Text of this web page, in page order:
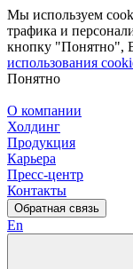
Мы используем
трафика и
кнопку "Понятно",
использования
Понятно
О компании
Холдинг
Продукция
Карьера
Пресс-центр
Контакты
Обратная связь
En